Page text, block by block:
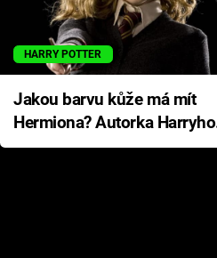
HARRY POTTER
Jakou barvu kůže má mít
Hermiona? Autorka Harryho
Pottera přišla s ráznou